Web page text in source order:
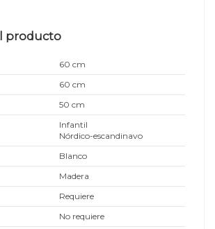
producto
60 cm
60 cm
50 cm
Infantil
Nórdico-escandinavo
Blanco
Madera
Requiere
No requiere